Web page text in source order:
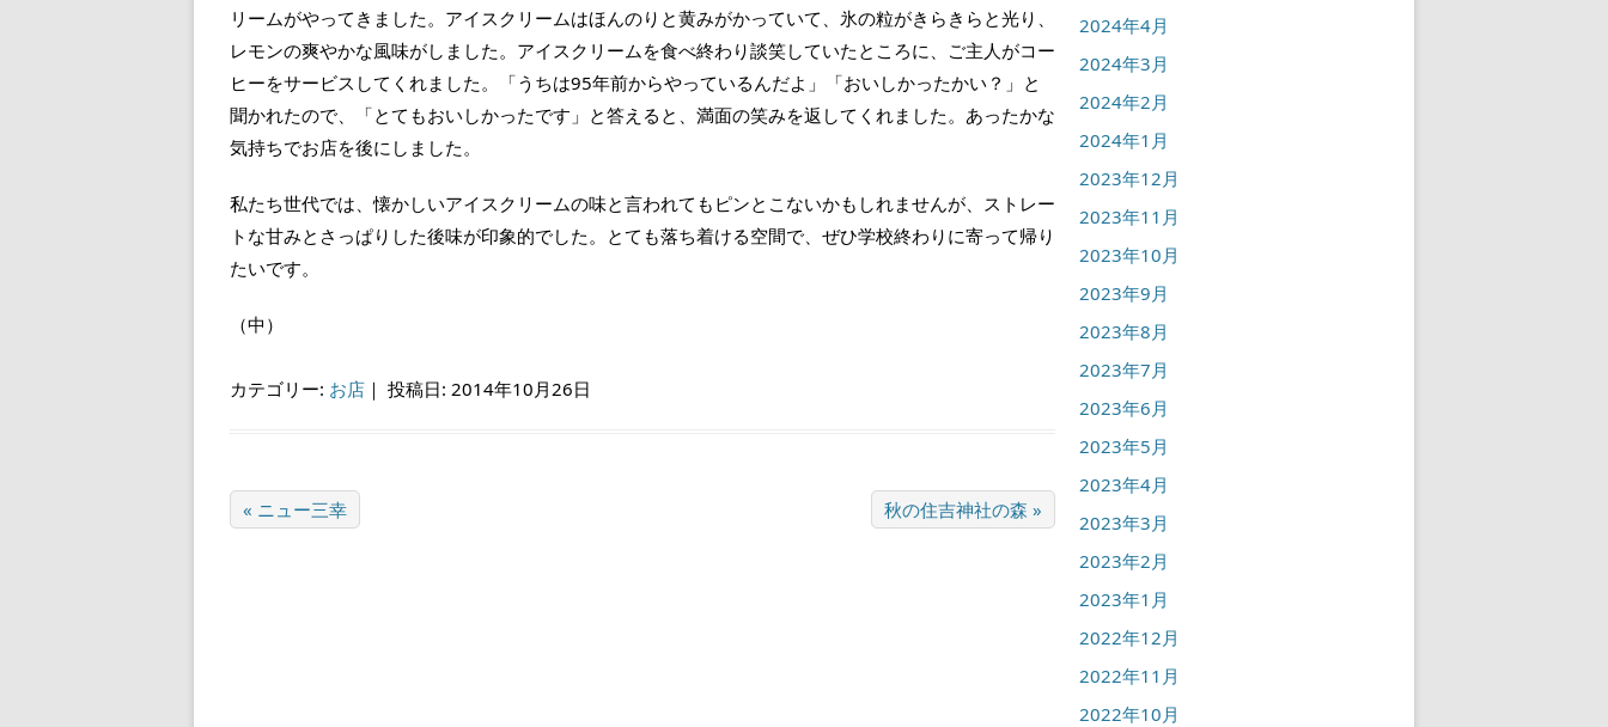
リームがやってきました。アイスクリームはほんのりと黄みがかっていて、氷の粒がきらきらと光り、
レモンの爽やかな風味がしました。アイスクリームを食べ終わり談笑していたところに、ご主人がコー
ヒーをサービスしてくれました。「うちは95年前からやっているんだよ」「おいしかったかい？」と
聞かれたので、「とてもおいしかったです」と答えると、満面の笑みを返してくれました。あったかな
気持ちでお店を後にしました。
私たち世代では、懐かしいアイスクリームの味と言われてもピンとこないかもしれませんが、ストレー
トな甘みとさっぱりした後味が印象的でした。とても落ち着ける空間で、ぜひ学校終わりに寄って帰り
たいです。
（中）
カテゴリー: お店 ｜ 投稿日: 2014年10月26日
« ニュー三幸 秋の住吉神社の森 »
2024年4月
2024年3月
2024年2月
2024年1月
2023年12月
2023年11月
2023年10月
2023年9月
2023年8月
2023年7月
2023年6月
2023年5月
2023年4月
2023年3月
2023年2月
2023年1月
2022年12月
2022年11月
2022年10月